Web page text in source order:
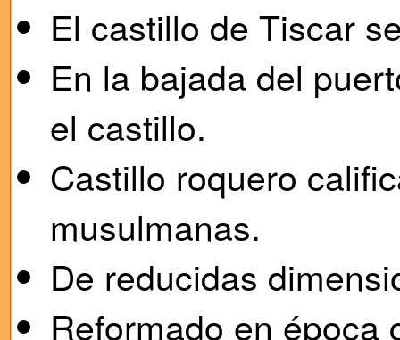
El castillo de Tiscar
En la bajada del
el castillo.
Castillo roquero
musulmanas.
De reducidas
Reformado en época